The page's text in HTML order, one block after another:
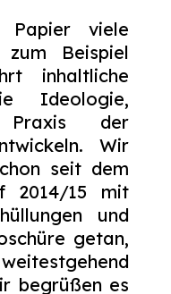
Papier viele
zum Beispiel
inhaltliche
Ideologie,
Praxis der
Wir
seit dem
2014/15 mit
und
getan,
begrüßen es